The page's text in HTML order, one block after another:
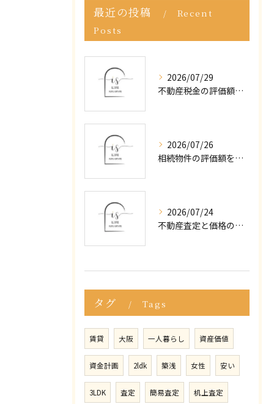
最近の投稿
Recent
Posts
2026/07/29
不動産税金の評価額を東大阪市で正しく調べる実践ガイド
2026/07/26
相続物件の評価額を大阪府東大阪市で正しく知るための全手順と注意点
2026/07/24
不動産査定と価格の相場を大阪府東大阪市で賢く見極める方法
タグ Tags
賃貸 大阪 一人暮らし 資産価値
資金計画 2ldk 築浅 女性 安い
3LDK 査定 簡易査定 机上査定